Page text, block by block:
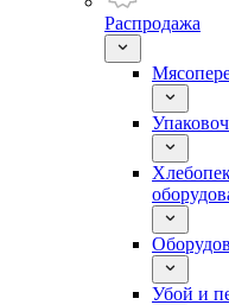
Распродажа
Убой и